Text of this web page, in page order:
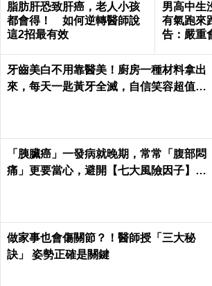
脂肪肝恐致肝癌，老人小孩
都會得！ 如何逆轉醫師說
這2招最有效
男高中生
有氣跑
告：嚴重
牙齒美白不用靠醫美！廚房一種材料拿出
來，每天一匙黃牙全滅，自信笑容超值｜
「胰臟癌」一發病就晚期，常常「腹部悶
痛」更要當心，避開【七大風險因子】守
做家事也會傷關節？！醫師授「三大秘
訣」 姿勢正確是關鍵